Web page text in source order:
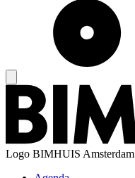
Logo BIMHUIS Amsterdam